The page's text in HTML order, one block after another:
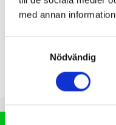
med annan
Nödvändig